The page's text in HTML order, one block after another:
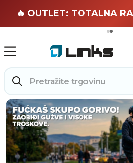
🏄 Zaslužuješ
🔥 OUTLET: TOTALNA